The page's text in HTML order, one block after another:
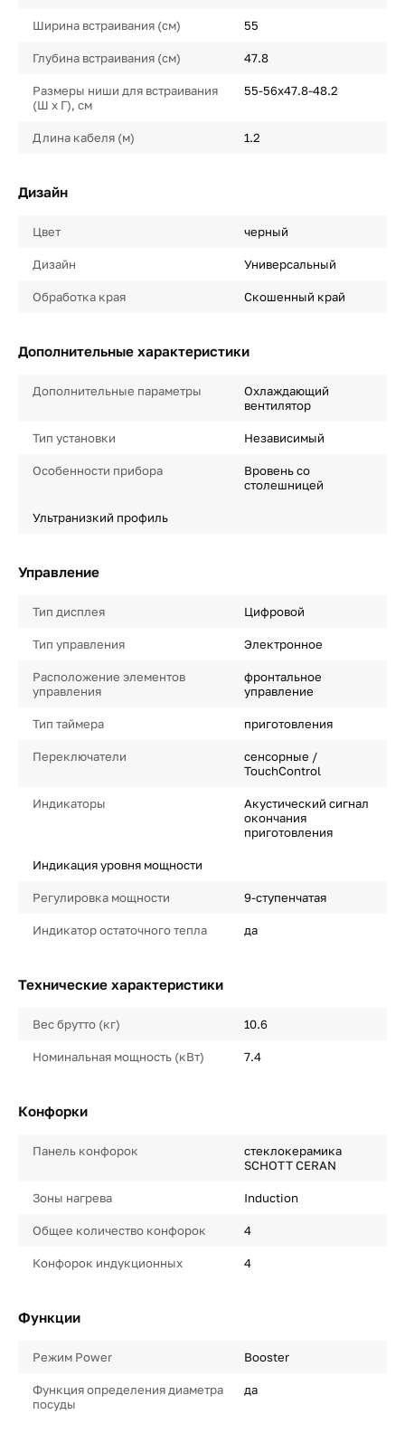
Ширина встраивания (см) 55
Глубина встраивания (см) 47.8
Размеры ниши для встраивания
(Ш х Г), см
55-56х47.8-48.2
Длина кабеля (м) 1.2
Дизайн
Цвет черный
Дизайн Универсальный
Обработка края Скошенный край
Дополнительные характеристики
Дополнительные параметры
Охлаждающий
вентилятор
Тип установки Независимый
Особенности прибора
Вровень со
столешницей
Ультранизкий профиль
Управление
Тип дисплея Цифровой
Тип управления Электронное
Расположение элементов
управления
фронтальное
управление
Тип таймера приготовления
Переключатели
сенсорные /
TouchControl
Индикаторы
Акустический сигнал
окончания
приготовления
Индикация уровня мощности
Регулировка мощности 9-ступенчатая
Индикатор остаточного тепла да
Технические характеристики
Вес брутто (кг) 10.6
Номинальная мощность (кВт) 7.4
Конфорки
Панель конфорок
стеклокерамика
SCHOTT CERAN
Зоны нагрева Induction
Общее количество конфорок 4
Конфорок индукционных 4
Функции
Режим Power Booster
Функция определения диаметра
посуды
да